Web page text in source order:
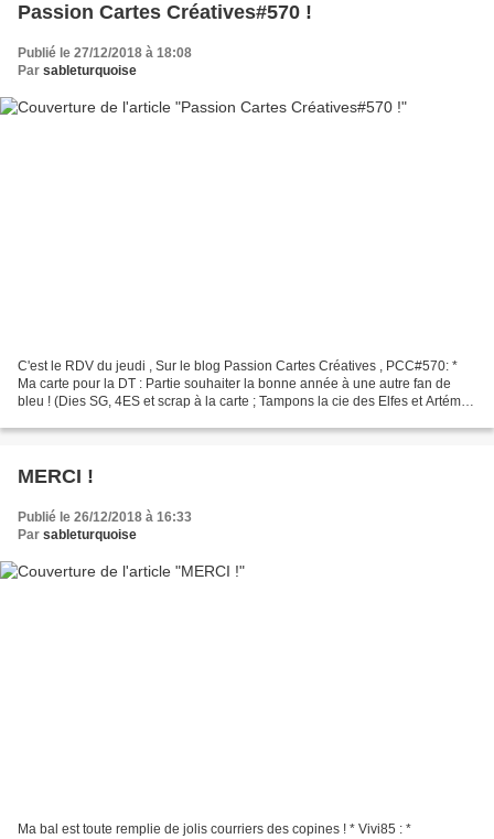
Passion Cartes Créatives#570 !
Publié le 27/12/2018 à 18:08
Par sableturquoise
C'est le RDV du jeudi , Sur le blog Passion Cartes Créatives , PCC#570: *
Ma carte pour la DT : Partie souhaiter la bonne année à une autre fan de
bleu ! (Dies SG, 4ES et scrap à la carte ; Tampons la cie des Elfes et Artémio
MERCI !
Publié le 26/12/2018 à 16:33
Par sableturquoise
Ma bal est toute remplie de jolis courriers des copines ! * Vivi85 : *